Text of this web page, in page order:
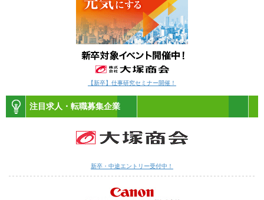
【新卒】仕事研究セミナー開催！
注目求人・転職募集企業
新卒・中途エントリー受付中！